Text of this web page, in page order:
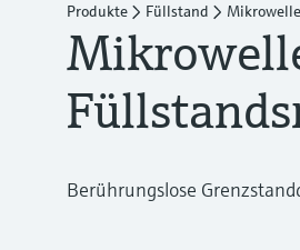
Produkte Füllstand
Berührungslose